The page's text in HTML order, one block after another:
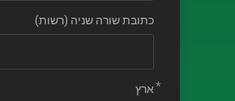
כתובת שורה שניה (רשות)
ארץ